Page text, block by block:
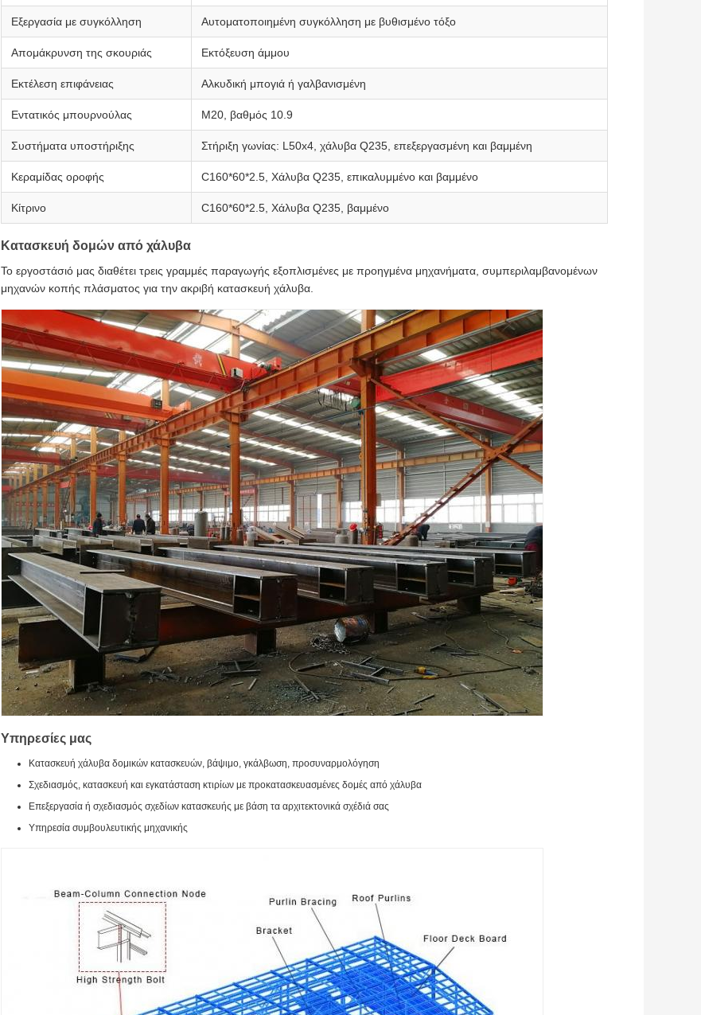
Εξεργασία με συγκόλληση Αυτοματοποιημένη συγκόλληση με βυθισμένο τόξο
Απομάκρυνση της σκουριάς Εκτόξευση άμμου
Εκτέλεση επιφάνειας Αλκυδική μπογιά ή γαλβανισμένη
Εντατικός μπουρνούλας Μ20, βαθμός 10.9
Συστήματα υποστήριξης Στήριξη γωνίας: L50x4, χάλυβα Q235, επεξεργασμένη και βαμμένη
Κεραμίδας οροφής C160*60*2.5, Χάλυβα Q235, επικαλυμμένο και βαμμένο
Κίτρινο C160*60*2.5, Χάλυβα Q235, βαμμένο
Κατασκευή δομών από χάλυβα
Το εργοστάσιό μας διαθέτει τρεις γραμμές παραγωγής εξοπλισμένες με προηγμένα μηχανήματα, συμπεριλαμβανομένων
μηχανών κοπής πλάσματος για την ακριβή κατασκευή χάλυβα.
Υπηρεσίες μας
Κατασκευή χάλυβα δομικών κατασκευών, βάψιμο, γκάλβωση, προσυναρμολόγηση
Σχεδιασμός, κατασκευή και εγκατάσταση κτιρίων με προκατασκευασμένες δομές από χάλυβα
Επεξεργασία ή σχεδιασμός σχεδίων κατασκευής με βάση τα αρχιτεκτονικά σχέδιά σας
Υπηρεσία συμβουλευτικής μηχανικής